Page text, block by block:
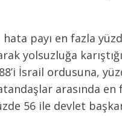
payı en fazla
yolsuzluğa karıştığı
İsrail ordusuna,
arasında
56 ile devlet